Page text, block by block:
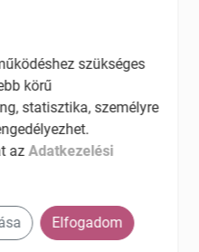
a bőrt
szükséges
körű
statisztika, személyre
azAdatkezelési
Elfogadom